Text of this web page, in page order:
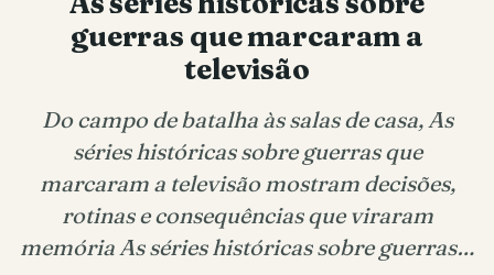
guerras que marcaram a
televisão
Do campo de batalha às salas de casa, As
séries históricas sobre guerras que
marcaram a televisão mostram decisões,
rotinas e consequências que viraram
memória As séries históricas sobre guerras…